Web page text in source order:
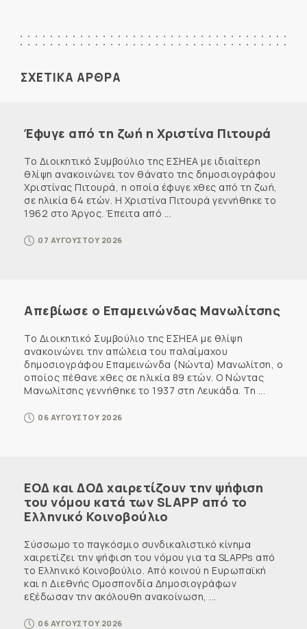
ΣΧΕΤΙΚΑ ΑΡΘΡΑ
Έφυγε από τη ζωή η Χριστίνα Πιτουρά
Το Διοικητικό Συμβούλιο της ΕΣΗΕΑ με ιδιαίτερη
θλίψη ανακοινώνει τον θάνατο της δημοσιογράφου
Χριστίνας Πιτουρά, η οποία έφυγε χθες από τη ζωή,
σε ηλικία 64 ετών. Η Χριστίνα Πιτουρά γεννήθηκε το
1962 στο Άργος. Έπειτα από ...
07 ΑΥΓΟΥΣΤΟΥ 2026
Απεβίωσε ο Επαμεινώνδας Μανωλίτσης
Το Διοικητικό Συμβούλιο της ΕΣΗΕΑ με θλίψη
ανακοινώνει την απώλεια του παλαίμαχου
δημοσιογράφου Επαμεινώνδα (Νώντα) Μανωλίτση, ο
οποίος πέθανε χθες σε ηλικία 89 ετών. Ο Νώντας
Μανωλίτσης γεννήθηκε το 1937 στη Λευκάδα. Τη ...
06 ΑΥΓΟΥΣΤΟΥ 2026
ΕΟΔ και ΔΟΔ χαιρετίζουν την ψήφιση
του νόμου κατά των SLAPP από το
Ελληνικό Κοινοβούλιο
Σύσσωμο το παγκόσμιο συνδικαλιστικό κίνημα
χαιρετίζει την ψήφιση του νόμου για τα SLAPPs από
το Ελληνικό Κοινοβούλιο. Από κοινού η Ευρωπαϊκή
και η Διεθνής Ομοσπονδία Δημοσιογράφων
εξέδωσαν την ακόλουθη ανακοίνωση, ...
06 ΑΥΓΟΥΣΤΟΥ 2026